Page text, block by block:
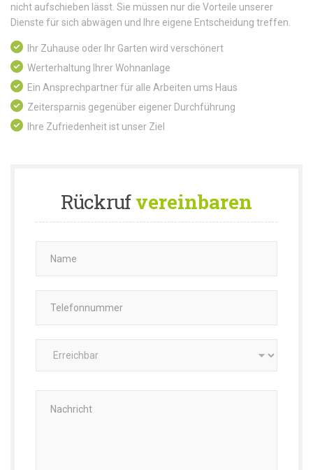
nicht aufschieben lässt. Sie müssen nur die Vorteile unserer
Dienste für sich abwägen und Ihre eigene Entscheidung treffen.
Ihr Zuhause oder Ihr Garten wird verschönert
Werterhaltung Ihrer Wohnanlage
Ein Ansprechpartner für alle Arbeiten ums Haus
Zeitersparnis gegenüber eigener Durchführung
Ihre Zufriedenheit ist unser Ziel
Rückrufvereinbaren